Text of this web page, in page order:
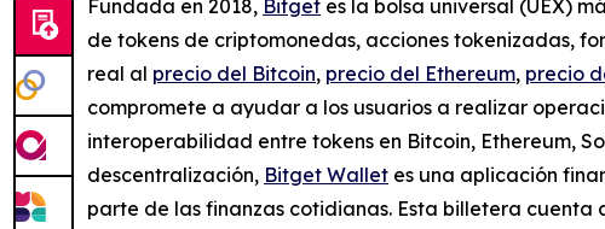
Fundada en 2018, Bitget es la bolsa universal (UEX)
de tokens de criptomonedas, acciones tokenizadas,
real al precio del Bitcoin, precio del Ethereum, precio
compromete a ayudar a los usuarios a realizar
interoperabilidad entre tokens en Bitcoin, Ethereum,
descentralización, Bitget Wallet es una aplicación
parte de las finanzas cotidianas. Esta billetera cuenta